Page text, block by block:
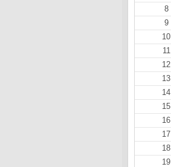
8
9
10
11
12
13
14
15
16
17
18
19